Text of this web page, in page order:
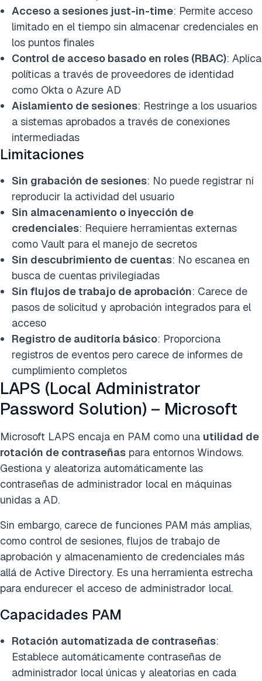
Acceso a sesiones just-in-time: Permite acceso
limitado en el tiempo sin almacenar credenciales en
los puntos finales
Control de acceso basado en roles (RBAC): Aplica
políticas a través de proveedores de identidad
como Okta o Azure AD
Aislamiento de sesiones: Restringe a los usuarios
a sistemas aprobados a través de conexiones
intermediadas
Limitaciones
Sin grabación de sesiones: No puede registrar ni
reproducir la actividad del usuario
Sin almacenamiento o inyección de
credenciales: Requiere herramientas externas
como Vault para el manejo de secretos
Sin descubrimiento de cuentas: No escanea en
busca de cuentas privilegiadas
Sin flujos de trabajo de aprobación: Carece de
pasos de solicitud y aprobación integrados para el
acceso
Registro de auditoría básico: Proporciona
registros de eventos pero carece de informes de
cumplimiento completos
LAPS (Local Administrator
Password Solution) – Microsoft
Microsoft LAPS encaja en PAM como una utilidad de
rotación de contraseñas para entornos Windows.
Gestiona y aleatoriza automáticamente las
contraseñas de administrador local en máquinas
unidas a AD.
Sin embargo, carece de funciones PAM más amplias,
como control de sesiones, flujos de trabajo de
aprobación y almacenamiento de credenciales más
allá de Active Directory. Es una herramienta estrecha
para endurecer el acceso de administrador local.
Capacidades PAM
Rotación automatizada de contraseñas:
Establece automáticamente contraseñas de
administrador local únicas y aleatorias en cada